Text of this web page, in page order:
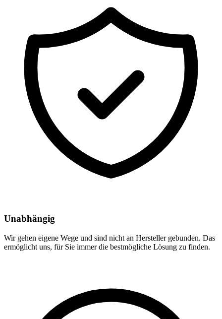
Unabhängig
Wir gehen eigene Wege und sind nicht an Hersteller gebunden. Das
ermöglicht uns, für Sie immer die bestmögliche Lösung zu finden.